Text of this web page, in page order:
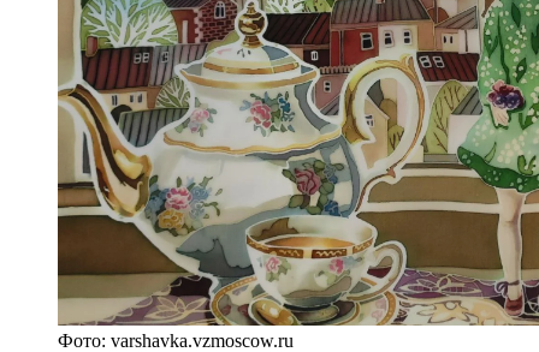
Фото: varshavka.vzmoscow.ru